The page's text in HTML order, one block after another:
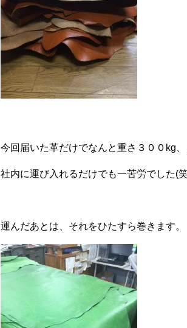
今回届いた革だけでなんと重さ３００kg、
社内に運び入れるだけでも一苦労でした(
運んだあとは、それをひたすら巻きます。